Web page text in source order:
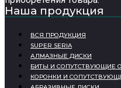
Наша продукция
ВСЯ ПРОДУКЦИЯ
SUPER SERIA
АЛМАЗНЫЕ ДИСКИ
БИТЫ И СОПУТСТВУЮЩИЕ
КОРОНКИ И